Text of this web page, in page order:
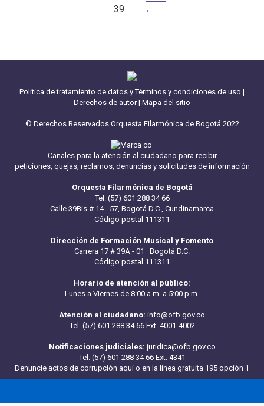
39
→
Política de tratamiento de datos y Términos y condiciones de uso |
Derechos de autor| Mapa del sitio
© Derechos Reservados Orquesta Filarmónica de Bogotá 2022
Canales para la atención al ciudadano para recibir
peticiones, quejas, reclamos, denuncias y solicitudes de información
Orquesta Filarmónica de Bogotá
Tel. (57) 601 288 34 66
Calle 39Bis # 14 - 57, Bogotá D.C., Cundinamarca
Código postal 111311
Dirección de Formación Musical y Fomento
Carrera 17 # 39A - 01 · Bogotá D.C.
Código postal 111311
Horario de atención al público:
Lunes a Viernes de 8:00 a.m. a 5:00 p.m.
Atención al ciudadano: info@ofb.gov.co
Tel. (57) 601 288 34 66 Ext. 4001-4002
Notificaciones judiciales: juridica@ofb.gov.co
Tel. (57) 601 288 34 66 Ext. 4341
Denuncie actos de corrupción aquí o en la línea gratuita 195 opción 1